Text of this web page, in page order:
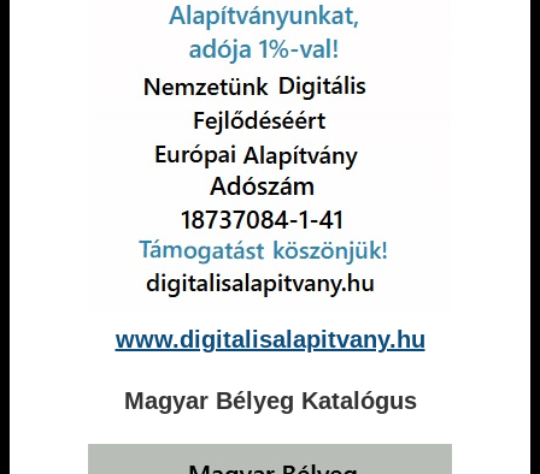
www.digitalisalapitvany.hu
Magyar Bélyeg Katalógus